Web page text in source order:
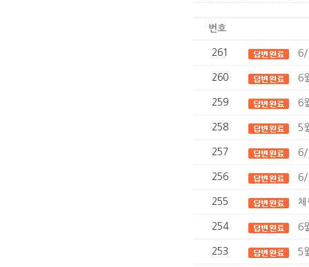
번호
261 6/
260 6
259 6
258 5
257 6/
256 6/
255 체
254 6
253 5